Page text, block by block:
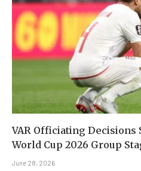
VAR Officiating
World Cup 2026 Group
June 28, 2026